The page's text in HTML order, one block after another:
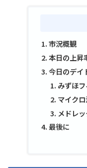
市況概観
本日の上昇
今日のデイ
みずほ
マイク
メドレ
最後に